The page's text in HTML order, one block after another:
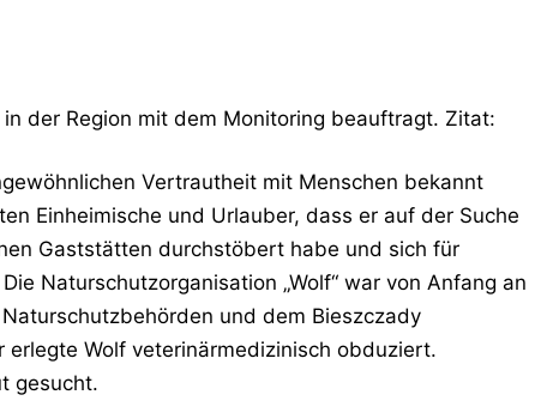
in der Region mit dem Monitoring beauftragt. Zitat:
Vertrautheit mit Menschen bekannt
Einheimische und Urlauber, dass er auf der Suche
Gaststätten durchstöbert habe und sich für
Die Naturschutzorganisation „Wolf“ war von Anfang an
und dem Bieszczady
erlegte Wolf veterinärmedizinisch obduziert.
gesucht.